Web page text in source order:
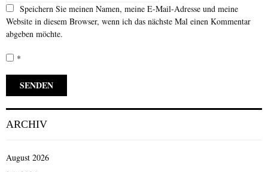
Speichern Sie meinen Namen, meine E-Mail-Adresse und meine
Website in diesem Browser, wenn ich das nächste Mal einen Kommentar
abgeben möchte.
*
ARCHIV
August 2026